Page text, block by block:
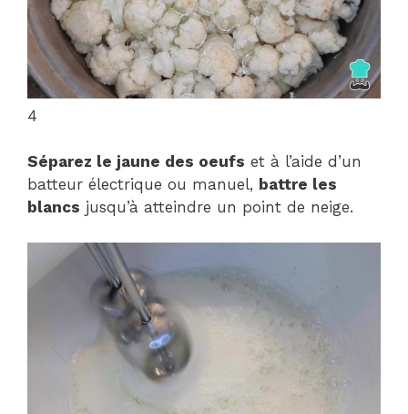
4
Séparez le jaune des oeufs et à l’aide d’un
batteur électrique ou manuel, battre les
blancs jusqu’à atteindre un point de neige.